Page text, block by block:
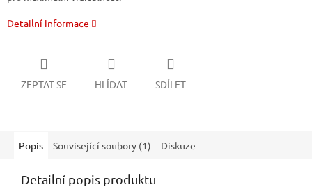
Detailní informace
ZEPTAT SE HLÍDAT SDÍLET
Popis Související soubory (1) Diskuze
Detailní popis produktu